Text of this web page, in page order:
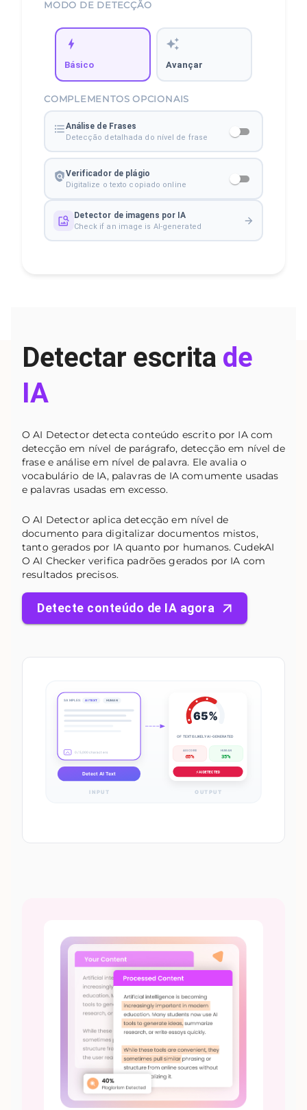
MODO DE DETECÇÃO
Básico Avançar
COMPLEMENTOS OPCIONAIS
Análise de Frases
Detecção detalhada do nível de frase
Verificador de plágio
Digitalize o texto copiado online
Detector de imagens por IA
Check if an image is AI-generated
Detectar escrita de
IA
O AI Detector detecta conteúdo escrito por IA com
detecção em nível de parágrafo, detecção em nível de
frase e análise em nível de palavra. Ele avalia o
vocabulário de IA, palavras de IA comumente usadas
e palavras usadas em excesso.
O AI Detector aplica detecção em nível de
documento para digitalizar documentos mistos,
tanto gerados por IA quanto por humanos. CudekAI
O AI Checker verifica padrões gerados por IA com
resultados precisos.
Detecte conteúdo de IA agora
SAMPLES: AI TEXT HUMAN
0 / 5,000 characters
Detect AI Text
INPUT
65%
OF TEXT IS LIKELY AI-GENERATED
AI SCORE
65%
HUMAN
35%
⚡ AI DETECTED
OUTPUT